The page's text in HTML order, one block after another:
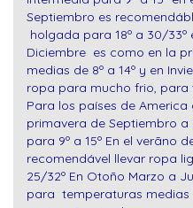
Septiembro es
holgada para 18º a 30/
Diciembre es como en la
medias de 8º a 14º y en
ropa para mucho frio, para
Para los países de America
primavera de Septiembro
para 9º a 15º En el verãno
recomendável llevar ropa
25/32º En Otoño Marzo a
para temperaturas medias